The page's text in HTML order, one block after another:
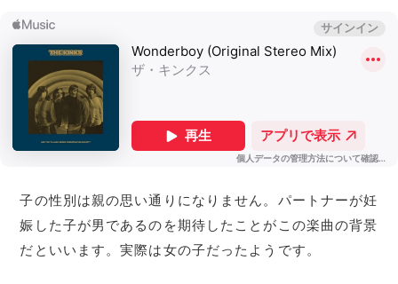
子の性別は親の思い通りになりません。パートナーが妊
娠した子が男であるのを期待したことがこの楽曲の背景
だといいます。実際は女の子だったようです。